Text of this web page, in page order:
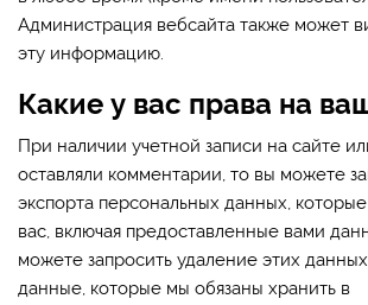
Администрация вебсайта также может
эту информацию.
Какие у вас права на
При наличии учетной записи на сайте
оставляли комментарии, то вы можете
экспорта персональных данных,
вас, включая предоставленные вами
можете запросить удаление этих
данные, которые мы обязаны хранить в